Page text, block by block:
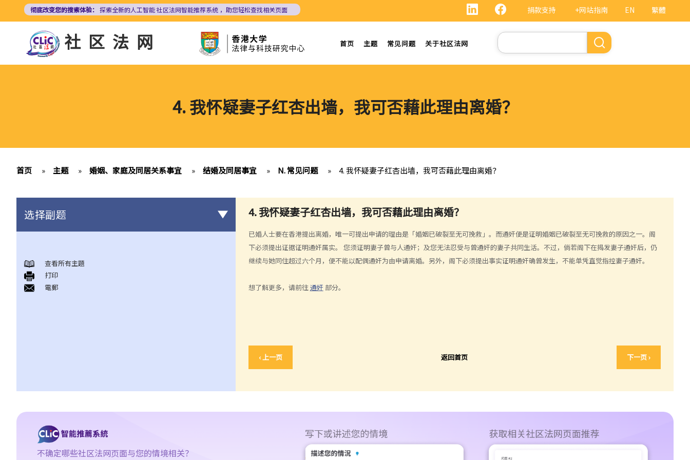
内
EN 繁體
捐款支持 +网站指南
彻底改变您的搜索体验： 探索全新的人工智能社区法网智能推荐系统 ，助您轻松查找相关页面
社区法网 首页 主题 常见问题 关于社区法网
搜
索
4. 我怀疑妻子红杏出墙，我可否藉此理由离婚？
首页 » 主题 » 婚姻、家庭及同居关系事宜 » 结婚及同居事宜 » N. 常见问题 » 4. 我怀疑妻子红杏出墙，我可否藉此理由离婚？
4. 我怀疑妻子红杏出墙，我可否藉此理由离婚？
已婚人士要在香港提出离婚，唯一可提出申请的理由是「婚姻已破裂至无可挽救」。而通奸便是证明婚姻已破裂至无可挽救的原因之一。阁
下必须提出证据证明通奸属实。 您须证明妻子曾与人通奸；及您无法忍受与曾通奸的妻子共同生活。不过，倘若阁下在揭发妻子通奸后，仍
继续与她同住超过六个月，便不能以配偶通奸为由申请离婚。另外，阁下必须提出事实证明通奸确曾发生，不能单凭直觉指控妻子通奸。
想了解更多，请前往通奸 部分。
‹ 上一页 返回首页 下一页 ›
选择副题
A. 概述
B. 香港认可的婚姻关系
E. 婚姻协议书
A. 婚姻协议书的法律地位
查看所有主題
打印
電郵
不确定哪些社区法网页面与您的情境相关？